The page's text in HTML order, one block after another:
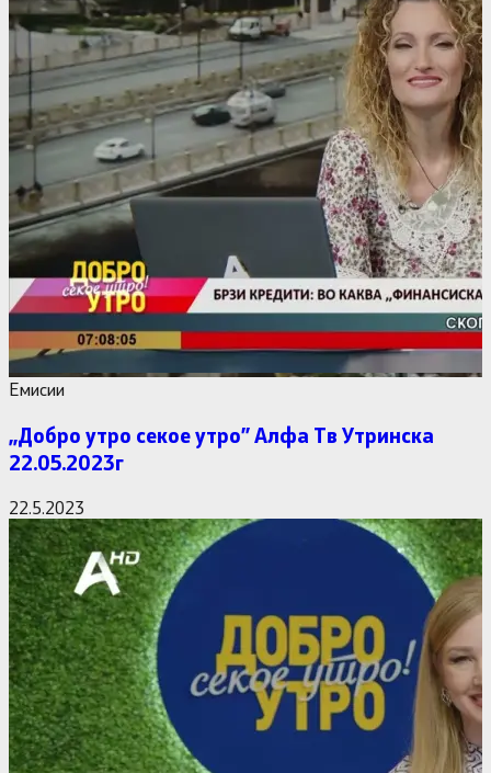
Емисии
,,Добро утро секое утро” Алфa Тв Утринска
22.05.2023г
22.5.2023